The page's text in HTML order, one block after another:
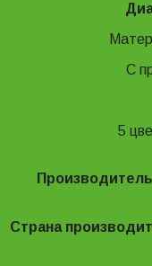
С
5
Производитель
Страна